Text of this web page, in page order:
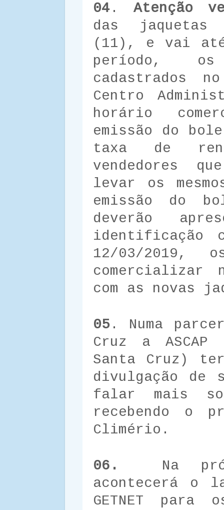
04 . Atenção
das jaquetas
(11), e vai até
período, os
cadastrados
Centro
horário
emissão do
taxa de
vendedores
levar os
emissão do
deverão
identificação
12/03/2019,
comercializar
com as novas
05 . Numa
Cruz a ASCAP
Santa Cruz)
divulgação de
falar mais
recebendo o
Climério.
06.
Na
acontecerá o
GETNET